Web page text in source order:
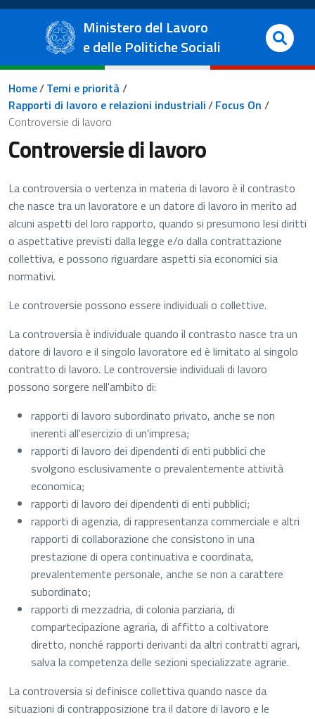
Salta al contenuto principale
Vai al footer
Ministero del Lavoro
e delle Politiche Sociali
Briciole di pane
Home/Temi e priorità/
Rapporti di lavoro e relazioni industriali/Focus On /
Controversie di lavoro
Controversie di lavoro
La controversia o vertenza in materia di lavoro è il contrasto
che nasce tra un lavoratore e un datore di lavoro in merito ad
alcuni aspetti del loro rapporto, quando si presumono lesi diritti
o aspettative previsti dalla legge e/o dalla contrattazione
collettiva, e possono riguardare aspetti sia economici sia
normativi.
Le controversie possono essere individuali o collettive.
La controversia è individuale quando il contrasto nasce tra un
datore di lavoro e il singolo lavoratore ed è limitato al singolo
contratto di lavoro. Le controversie individuali di lavoro
possono sorgere nell'ambito di:
rapporti di lavoro subordinato privato, anche se non
inerenti all'esercizio di un'impresa;
rapporti di lavoro dei dipendenti di enti pubblici che
svolgono esclusivamente o prevalentemente attività
economica;
rapporti di lavoro dei dipendenti di enti pubblici;
rapporti di agenzia, di rappresentanza commerciale e altri
rapporti di collaborazione che consistono in una
prestazione di opera continuativa e coordinata,
prevalentemente personale, anche se non a carattere
subordinato;
rapporti di mezzadria, di colonia parziaria, di
compartecipazione agraria, di affitto a coltivatore
diretto, nonché rapporti derivanti da altri contratti agrari,
salva la competenza delle sezioni specializzate agrarie.
La controversia si definisce collettiva quando nasce da
situazioni di contrapposizione tra il datore di lavoro e le